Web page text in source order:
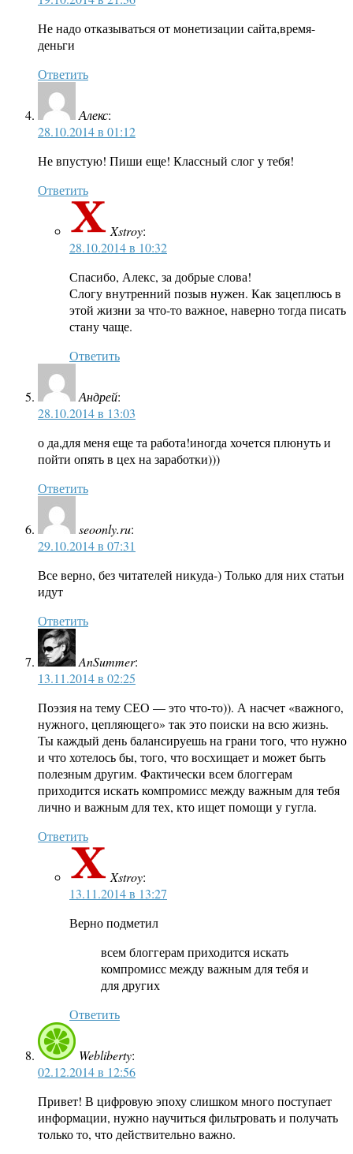
Не надо отказываться от монетизации сайта,время-
деньги
Ответить
Алекс:
28.10.2014 в 01:12
Не впустую! Пиши еще! Классный слог у тебя!
Ответить
Xstroy:
28.10.2014 в 10:32
Спасибо, Алекс, за добрые слова!
Слогу внутренний позыв нужен. Как зацеплюсь в
этой жизни за что-то важное, наверно тогда писать
стану чаще.
Ответить
Андрей:
28.10.2014 в 13:03
о да,для меня еще та работа!иногда хочется плюнуть и
пойти опять в цех на заработки)))
Ответить
seoonly.ru:
29.10.2014 в 07:31
Все верно, без читателей никуда-) Только для них статьи
идут
Ответить
AnSummer:
13.11.2014 в 02:25
Поэзия на тему СЕО — это что-то)). А насчет «важного,
нужного, цепляющего» так это поиски на всю жизнь.
Ты каждый день балансируешь на грани того, что нужно
и что хотелось бы, того, что восхищает и может быть
полезным другим. Фактически всем блоггерам
приходится искать компромисс между важным для тебя
лично и важным для тех, кто ищет помощи у гугла.
Ответить
Xstroy:
13.11.2014 в 13:27
Верно подметил
всем блоггерам приходится искать
компромисс между важным для тебя и
для других
Ответить
Webliberty:
02.12.2014 в 12:56
Привет! В цифровую эпоху слишком много поступает
информации, нужно научиться фильтровать и получать
только то, что действительно важно.